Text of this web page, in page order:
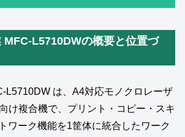
MFC‑L5710DWの概要と位置づ
は、A4対応モノクロレーザ
け複合機で、プリント・コピー・スキ
ワーク機能を1筐体に統合したワーク